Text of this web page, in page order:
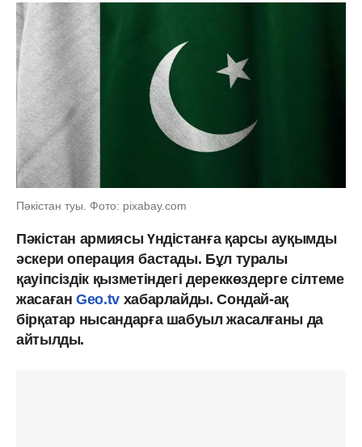
Пәкістан туы. Фото: pixabay.com
Пәкістан армиясы Үндістанға қарсы ауқымды
әскери операция бастады. Бұл туралы
қауіпсіздік қызметіндегі дереккөздерге сілтеме
жасағанGeo.tvхабарлайды. Сондай-ақ
бірқатар нысандарға шабуыл жасалғаны да
айтылды.